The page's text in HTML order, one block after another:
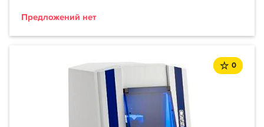
Предложений нет
0